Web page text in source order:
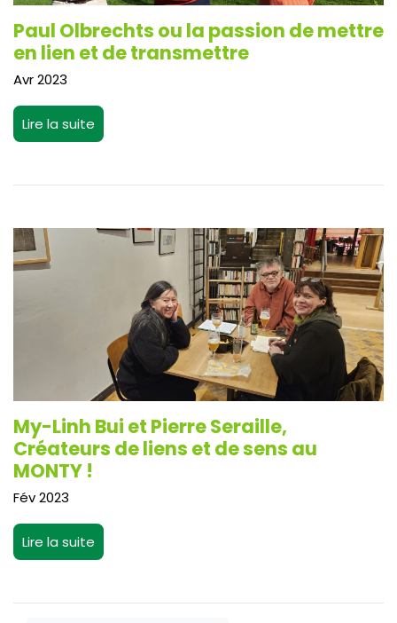
Paul Olbrechts ou la passion de mettre
en lien et de transmettre
Avr 2023
Lire la suite
My-Linh Bui et Pierre Seraille,
Créateurs de liens et de sens au
MONTY !
Fév 2023
Lire la suite